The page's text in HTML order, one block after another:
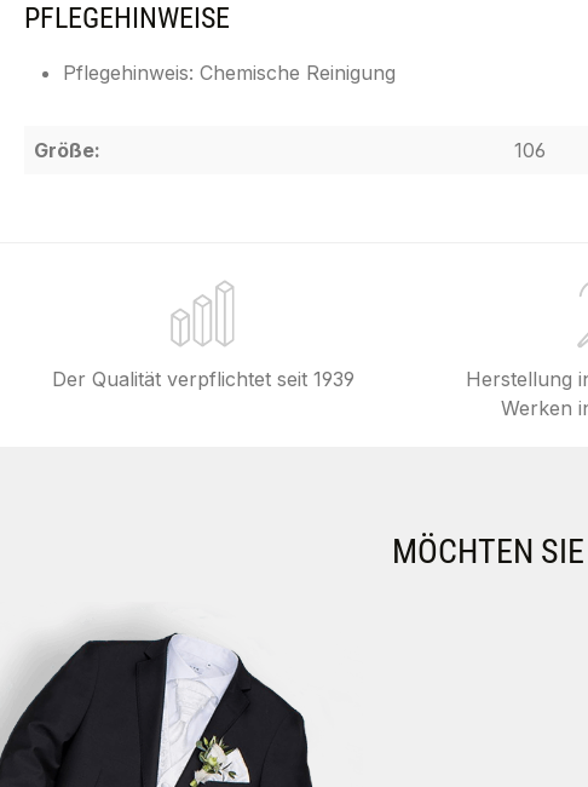
PFLEGEHINWEISE
Pflegehinweis: Chemische Reinigung
Größe: 106
Der Qualität verpflichtet seit 1939
Herstellung
Werken
MÖCHTEN